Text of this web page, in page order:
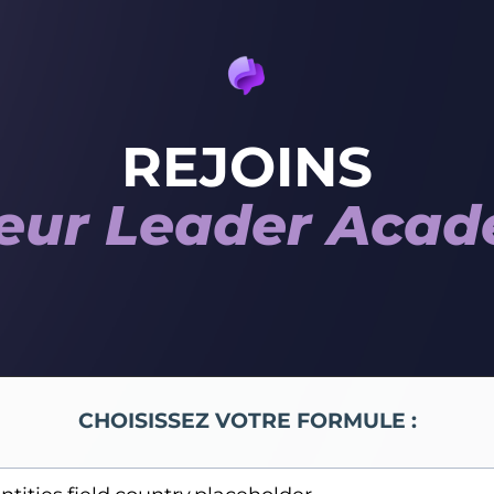
REJOINS
Leader
CHOISISSEZ VOTRE FORMULE :